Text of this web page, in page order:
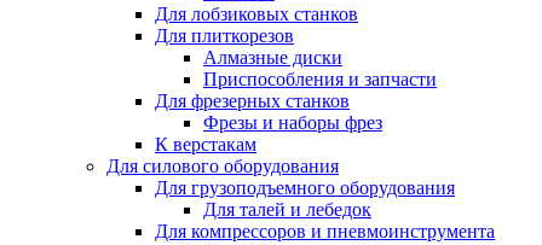
Для лобзиковых станков
Для плиткорезов
Алмазные диски
Приспособления и запчасти
Для фрезерных станков
Фрезы и наборы фрез
К верстакам
Для силового оборудования
Для грузоподъемного оборудования
Для талей и лебедок
Для компрессоров и пневмоинструмента